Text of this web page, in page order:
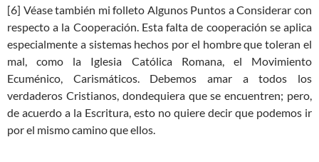
[6] Véase también mi folleto Algunos Puntos a Considerar con
respecto a la Cooperación. Esta falta de cooperación se aplica
especialmente a sistemas hechos por el hombre que toleran el
mal, como la Iglesia Católica Romana, el Movimiento
Ecuménico, Carismáticos. Debemos amar a todos los
verdaderos Cristianos, dondequiera que se encuentren; pero,
de acuerdo a la Escritura, esto no quiere decir que podemos ir
por el mismo camino que ellos.